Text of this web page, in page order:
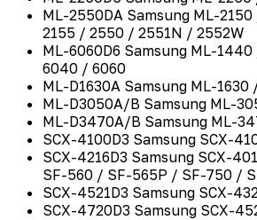
ML-2550DA Samsung ML-
2155 / 2550 / 2551N / 2552W
ML-6060D6 Samsung ML-
6040 / 6060
ML-D1630A Samsung ML-
ML-D3050A/B Samsung ML-
ML-D3470A/B Samsung ML-
SCX-4100D3 Samsung SCX-
SCX-4216D3 Samsung SCX-
SF-560 / SF-565P / SF-750 /
SCX-4521D3 Samsung SCX-
SCX-4720D3 Samsung SCX-